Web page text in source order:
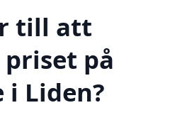
till att
på
i Liden?